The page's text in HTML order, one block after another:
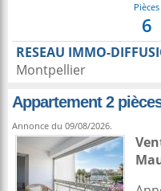
Pièces
6
RESEAU IMMO-
Montpellier
Appartement 2
Annonce du 09/08/2026.